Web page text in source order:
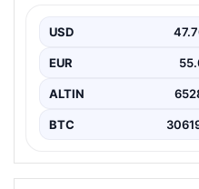
USD
EUR
ALTIN
BTC